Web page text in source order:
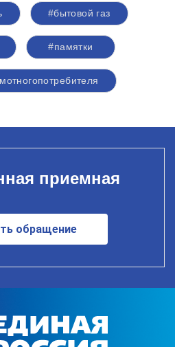
#бытовой газ
#памятки
приемная
обращение